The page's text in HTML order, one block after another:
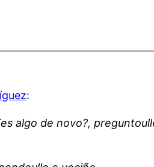
:
algo de novo?,